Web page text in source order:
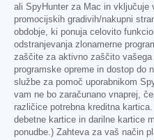
ali SpyHunter za Mac in vključuje
promocijskih gradivih/nakupni
obdobje, ki ponuja celovito
odstranjevanja zlonamerne
zaščite za aktivno zaščito
programske opreme in dostop do
službe za pomoč uporabnikom
vam ne bo zaračunano vnaprej,
različice potrebna kreditna
debetne kartice in darilne kartice
ponudbe.) Zahteva za vaš način